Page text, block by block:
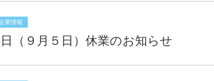
業情報
（９月５日）休業のお知らせ